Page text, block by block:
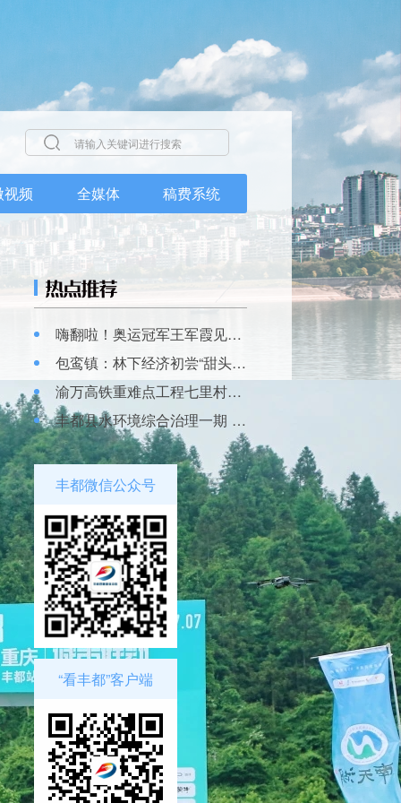
视频 全媒体 稿费系统
嗨翻啦！奥运冠军王军霞见面会在丰都中学校举行
包鸾镇：林下经济初尝“甜头”迎来首批采菌游客
渝万高铁重难点工程七里村双线特大桥连续梁顺利合龙
丰都县水环境综合治理一期 PPP 项目有望 9月底完工
丰都微信公众号
“看丰都”客户端